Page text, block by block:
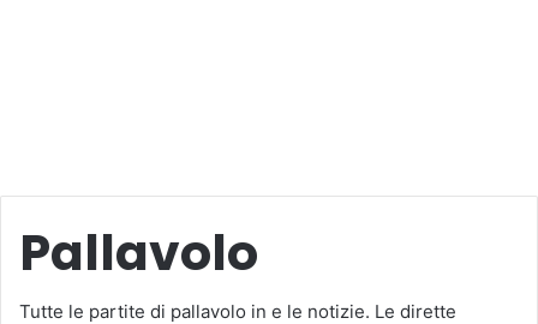
Pallavolo
Tutte le partite di pallavolo in e le notizie. Le dirette